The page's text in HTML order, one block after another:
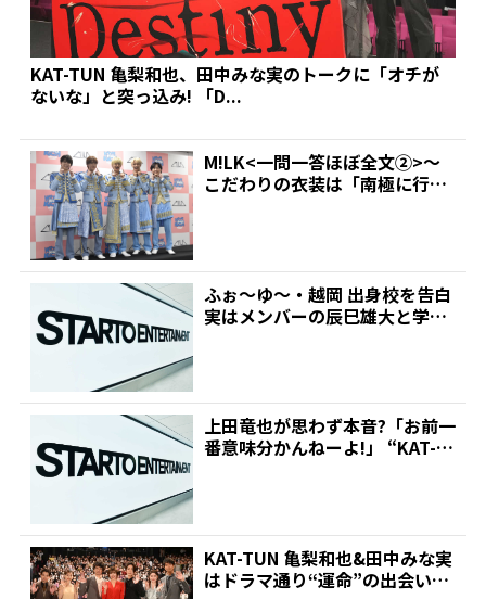
KAT-TUN 亀梨和也、田中みな実のトークに「オチが
ないな」と突っ込み! 「D...
M!LK<一問一答ほぼ全文②>～
こだわりの衣装は「南極に行け
ふぉ～ゆ～・越岡 出身校を告白
実はメンバーの辰巳雄大と学生
上田竜也が思わず本音?「お前一
番意味分かんねーよ!」 “KAT-T
KAT-TUN 亀梨和也&田中みな実
はドラマ通り“運命”の出会い?